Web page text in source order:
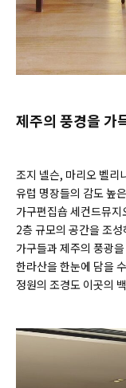
제주의 풍경을 가
조지 넬슨, 마리오 벨리
유럽 명장들의 감도 높
가구편집숍 세컨드뮤
2층 규모의 공간을 조
가구들과 제주의 풍광
한라산을 한눈에 담을
정원의 조경도 이곳의